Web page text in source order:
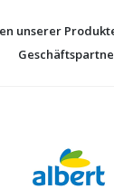
unserer